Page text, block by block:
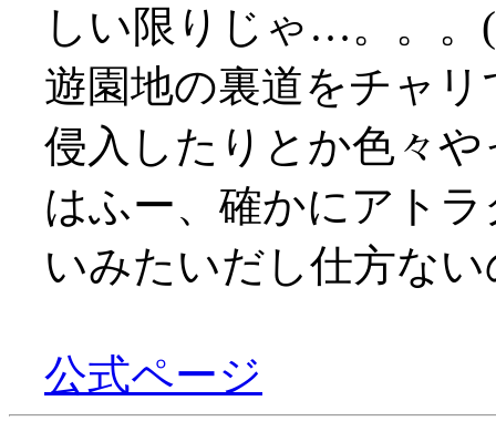
しい限りじゃ…。。。
遊園地の裏道をチャ
侵入したりとか色々
はふー、確かにアト
いみたいだし仕方な
公式ページ